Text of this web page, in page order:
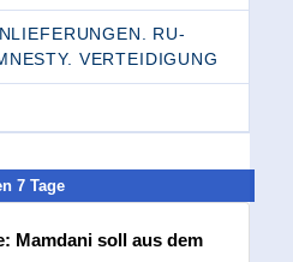
RU­
VERTEIDIGUNG
7 Tage
Mamdani soll aus dem